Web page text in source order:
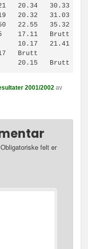
*	Henning Heimlig		20.15	Brutt
2001/2002 av
Obligatoriske felt er